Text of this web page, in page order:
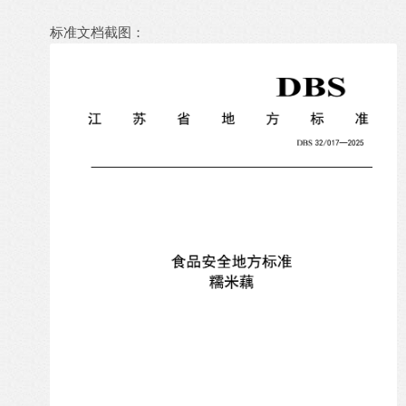
标准文档截图：